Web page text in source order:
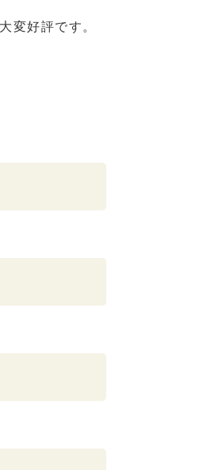
変好評です。